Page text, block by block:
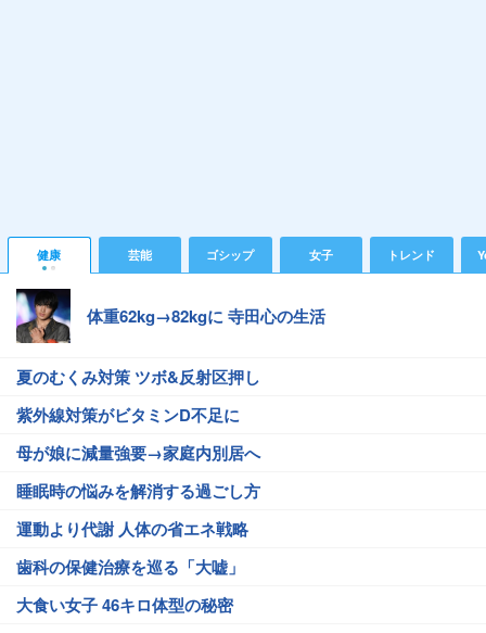
健康 芸能 ゴシップ 女子 トレンド
体重62kg→82kgに 寺田心の生活
夏のむくみ対策 ツボ&反射区押し
紫外線対策がビタミンD不足に
母が娘に減量強要→家庭内別居へ
睡眠時の悩みを解消する過ごし方
運動より代謝 人体の省エネ戦略
歯科の保健治療を巡る「大嘘」
大食い女子 46キロ体型の秘密